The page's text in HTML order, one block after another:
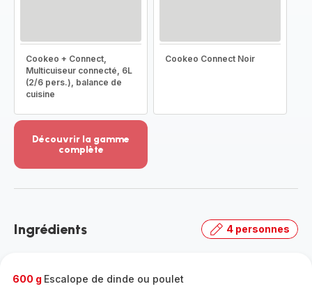
Cookeo + Connect,
Multicuiseur connecté, 6L
(2/6 pers.), balance de
cuisine
Cookeo Connect Noir
Découvrir la gamme
complète
-
gamme
Ingrédients 4 personnes
600 g Escalope de dinde ou poulet